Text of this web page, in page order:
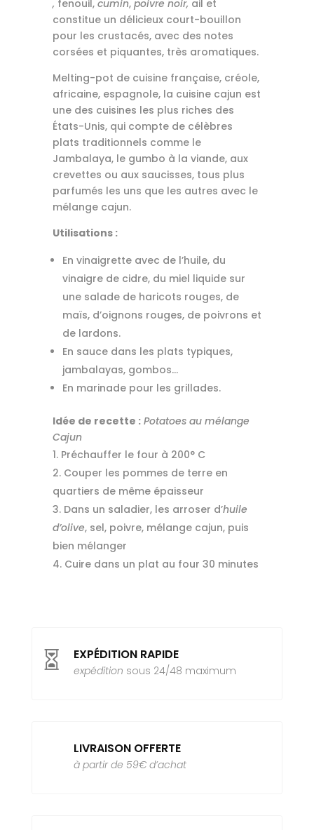
, fenouil, cumin, poivre noir, ail et
constitue un délicieux court-bouillon
pour les crustacés, avec des notes
corsées et piquantes, très aromatiques.
Melting-pot de cuisine française, créole,
africaine, espagnole, la cuisine cajun est
une des cuisines les plus riches des
États-Unis, qui compte de célèbres
plats traditionnels comme le
Jambalaya, le gumbo à la viande, aux
crevettes ou aux saucisses, tous plus
parfumés les uns que les autres avec le
mélange cajun.
Utilisations :
En vinaigrette avec de l’huile, du
vinaigre de cidre, du miel liquide sur
une salade de haricots rouges, de
maïs, d’oignons rouges, de poivrons et
de lardons.
En sauce dans les plats typiques,
jambalayas, gombos…
En marinade pour les grillades.
Idée de recette : Potatoes au mélange
Cajun
Préchauffer le four à 200° C
Couper les pommes de terre en
quartiers de même épaisseur
Dans un saladier, les arroser d’huile
d’olive, sel, poivre, mélange cajun, puis
bien mélanger
Cuire dans un plat au four 30 minutes
 EXPÉDITION RAPIDE
expédition sous 24/48 maximum
LIVRAISON OFFERTE
à partir de 59€ d’achat